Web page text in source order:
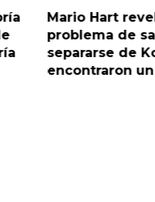
inesperado
antes de
“Me
tumor”